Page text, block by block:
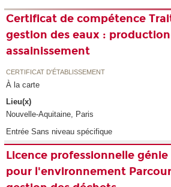
Certificat de compétence
gestion des eaux :
assainissement
CERTIFICAT D'ÉTABLISSEMENT
À la carte
Lieu(x)
Nouvelle-Aquitaine, Paris
Entrée Sans niveau spécifique
Licence professionnelle
pour l'environnement